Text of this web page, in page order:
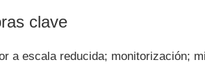
clave
a escala reducida; monitorización;